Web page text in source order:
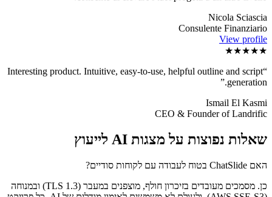
Nicola Sciascia
Consulente Finanziario
View profile
★★★★★
“
Interesting product. Intuitive, easy-to-use, helpful outline and script
generation.
”
Ismail El Kasmi
CEO & Founder of Landrific
שאלות נפוצות על מצגות AI לייעוץ
האם ChatSlide בטוח לעבודה עם לקוחות סודיים?
כן. מסמכים מעובדים בזיכרון חולף, מוצפנים במעבר (TLS 1.3) ובמנוחה